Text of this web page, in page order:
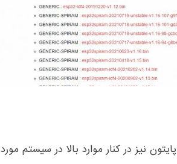
نیز در کنار موارد بالا در سیستم مورد